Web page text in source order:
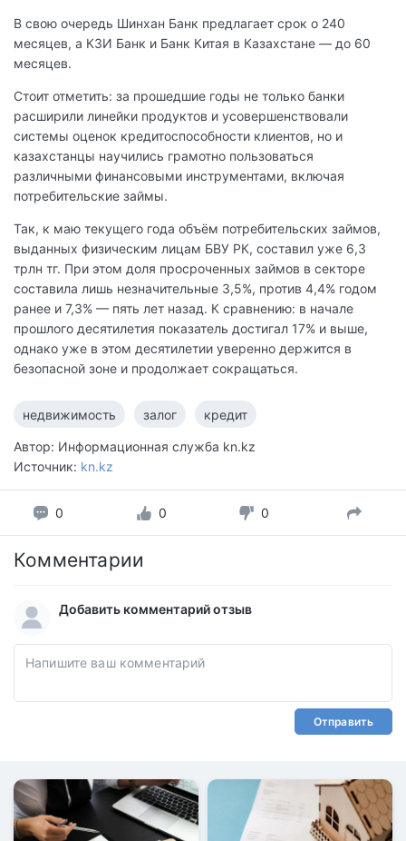
В свою очередь Шинхан Банк предлагает срок о 240
месяцев, а КЗИ Банк и Банк Китая в Казахстане — до 60
месяцев.
Стоит отметить: за прошедшие годы не только банки
расширили линейки продуктов и усовершенствовали
системы оценок кредитоспособности клиентов, но и
казахстанцы научились грамотно пользоваться
различными финансовыми инструментами, включая
потребительские займы.
Так, к маю текущего года объём потребительских займов,
выданных физическим лицам БВУ РК, составил уже 6,3
трлн тг. При этом доля просроченных займов в секторе
составила лишь незначительные 3,5%, против 4,4% годом
ранее и 7,3% — пять лет назад. К сравнению: в начале
прошлого десятилетия показатель достигал 17% и выше,
однако уже в этом десятилетии уверенно держится в
безопасной зоне и продолжает сокращаться.
недвижимость залог кредит
Автор: Информационная служба kn.kz
Источник: kn.kz
0 0 0
Комментарии
Добавить комментарий отзыв
Отправить